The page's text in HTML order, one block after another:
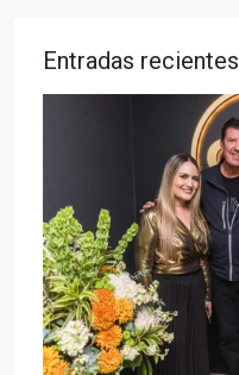
Entradas recientes